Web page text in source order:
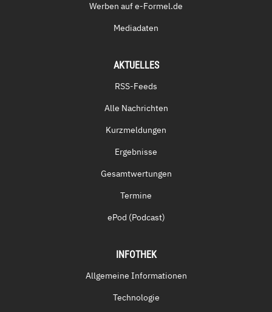
Werben auf e-Formel.de
Mediadaten
AKTUELLES
RSS-Feeds
Alle Nachrichten
Kurzmeldungen
Ergebnisse
Gesamtwertungen
Termine
ePod (Podcast)
INFOTHEK
Allgemeine Informationen
Technologie